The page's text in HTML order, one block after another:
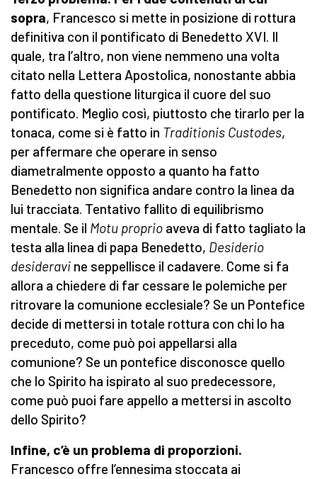
sopra, Francesco si mette in posizione di rottura
definitiva con il pontificato di Benedetto XVI. Il
quale, tra l’altro, non viene nemmeno una volta
citato nella Lettera Apostolica, nonostante abbia
fatto della questione liturgica il cuore del suo
pontificato. Meglio così, piuttosto che tirarlo per la
tonaca, come si è fatto in Traditionis Custodes,
per affermare che operare in senso
diametralmente opposto a quanto ha fatto
Benedetto non significa andare contro la linea da
lui tracciata. Tentativo fallito di equilibrismo
mentale. Se il Motu proprio aveva di fatto tagliato la
testa alla linea di papa Benedetto, Desiderio
desideravi ne seppellisce il cadavere. Come si fa
allora a chiedere di far cessare le polemiche per
ritrovare la comunione ecclesiale? Se un Pontefice
decide di mettersi in totale rottura con chi lo ha
preceduto, come può poi appellarsi alla
comunione? Se un pontefice disconosce quello
che lo Spirito ha ispirato al suo predecessore,
come può puoi fare appello a mettersi in ascolto
dello Spirito?
Infine, c’è un problema di proporzioni.
Francesco offre l’ennesima stoccata ai